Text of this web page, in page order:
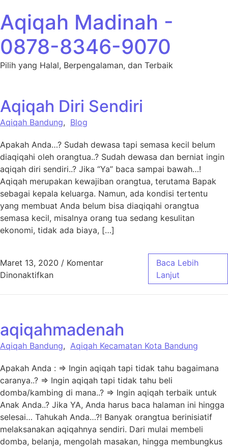
Aqiqah Madinah -
0878-8346-9070
Pilih yang Halal, Berpengalaman, dan Terbaik
Aqiqah Diri Sendiri
Aqiqah Bandung, Blog
Apakah Anda…? Sudah dewasa tapi semasa kecil belum
diaqiqahi oleh orangtua..? Sudah dewasa dan berniat ingin
aqiqah diri sendiri..? Jika “Ya” baca sampai bawah…!
Aqiqah merupakan kewajiban orangtua, terutama Bapak
sebagai kepala keluarga. Namun, ada kondisi tertentu
yang membuat Anda belum bisa diaqiqahi orangtua
semasa kecil, misalnya orang tua sedang kesulitan
ekonomi, tidak ada biaya, […]
Maret 13, 2020 / Komentar
Dinonaktifkanpada Aqiqah Diri Sendiri
Baca Lebih
Lanjut
aqiqahmadenah
Aqiqah Bandung, Aqiqah Kecamatan Kota Bandung
Apakah Anda : ⇒ Ingin aqiqah tapi tidak tahu bagaimana
caranya..? ⇒ Ingin aqiqah tapi tidak tahu beli
domba/kambing di mana..? ⇒ Ingin aqiqah terbaik untuk
Anak Anda..? Jika YA, Anda harus baca halaman ini hingga
selesai… Tahukah Anda…?! Banyak orangtua berinisiatif
melaksanakan aqiqahnya sendiri. Dari mulai membeli
domba, belanja, mengolah masakan, hingga membungkus